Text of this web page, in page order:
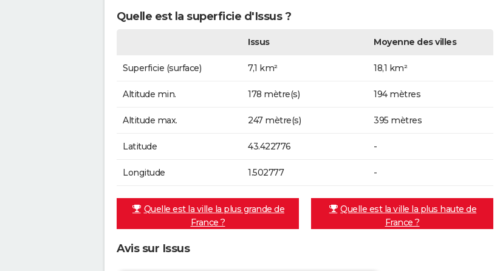
Quelle est la superficie d'Issus ?
Issus Moyenne des villes
Superficie (surface) 7,1 km² 18,1 km²
Altitude min. 178 mètre(s) 194 mètres
Altitude max. 247 mètre(s) 395 mètres
Latitude 43.422776 -
Longitude 1.502777 -
Quelle est la ville la plus grande de
France ?
Quelle est la ville la plus haute de
France ?
Avis sur Issus